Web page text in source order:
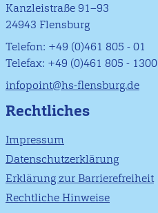
Kanzleistraße 91–93
24943 Flensburg
Telefon: +49 (0)461 805 - 01
Telefax: +49 (0)461 805 - 1300
infopoint@hs-flensburg.de
Rechtliches
Impressum
Datenschutzerklärung
Erklärung zur Barrierefreiheit
Rechtliche Hinweise